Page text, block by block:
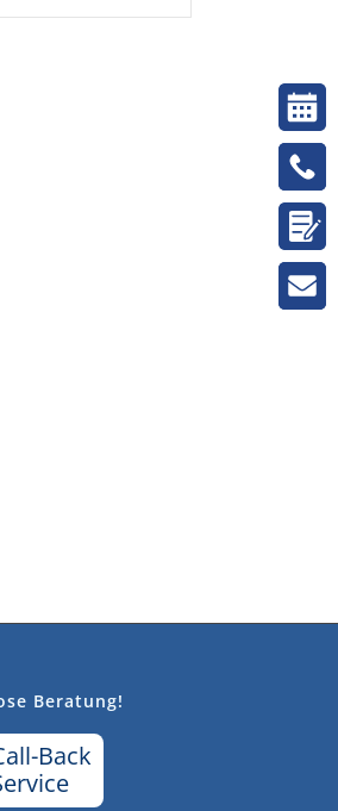
Beratung!
Back